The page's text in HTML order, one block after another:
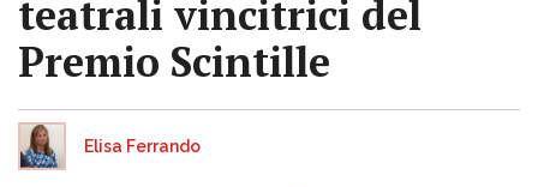
teatrali vincitrici del
Premio Scintille
Elisa Ferrando